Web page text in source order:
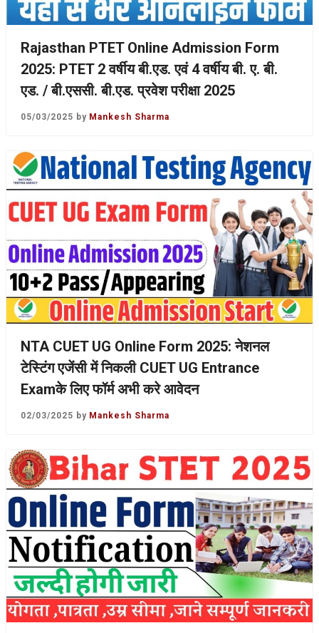
Rajasthan PTET Online Admission Form
2025: PTET 2 वर्षीय बी.एड. एवं 4 वर्षीय बी. ए. बी.
एड. / बी.एससी. बी.एड. प्रवेश परीक्षा 2025
05/03/2025 by Mankesh Sharma
NTA CUET UG Online Form 2025: नेशनल
टेस्टिंग एजेंसी में निकली CUET UG Entrance
Examके लिए फॉर्म अभी करे आवेदन
02/03/2025 by Mankesh Sharma